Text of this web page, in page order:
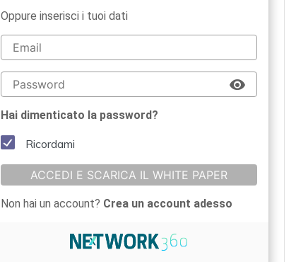
Oppure inserisci i tuoi dati
Hai dimenticato la password?
Ricordami
ACCEDI E SCARICA IL WHITE PAPER
Non hai un account? Crea un account adesso